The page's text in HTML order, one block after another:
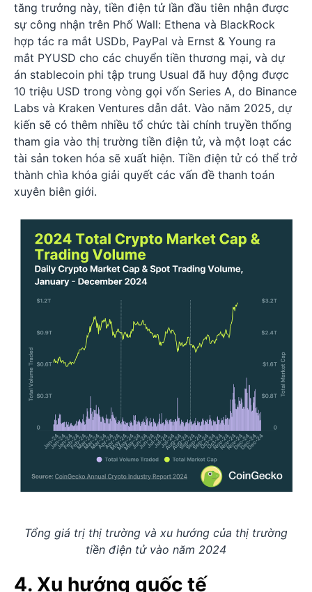
tăng trưởng này, tiền điện tử lần đầu tiên nhận được
sự công nhận trên Phố Wall: Ethena và BlackRock
hợp tác ra mắt USDb, PayPal và Ernst & Young ra
mắt PYUSD cho các chuyển tiền thương mại, và dự
án stablecoin phi tập trung Usual đã huy động được
10 triệu USD trong vòng gọi vốn Series A, do Binance
Labs và Kraken Ventures dẫn dắt. Vào năm 2025, dự
kiến sẽ có thêm nhiều tổ chức tài chính truyền thống
tham gia vào thị trường tiền điện tử, và một loạt các
tài sản token hóa sẽ xuất hiện. Tiền điện tử có thể trở
thành chìa khóa giải quyết các vấn đề thanh toán
xuyên biên giới.
Tổng giá trị thị trường và xu hướng của thị trường
tiền điện tử vào năm 2024
4. Xu hướng quốc tế